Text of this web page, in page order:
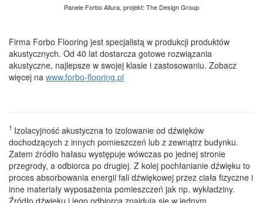
Panele Forbo Allura, projekt: The Design Group
Firma Forbo Flooring jest specjalistą w produkcji produktów
akustycznych. Od 40 lat dostarcza gotowe rozwiązania
akustyczne, najlepsze w swojej klasie i zastosowaniu. Zobacz
więcej na www.forbo-flooring.pl
1 Izolacyjność akustyczna to izolowanie od dźwięków
dochodzących z innych pomieszczeń lub z zewnątrz budynku.
Zatem źródło hałasu występuje wówczas po jednej stronie
przegrody, a odbiorca po drugiej. Z kolej pochłanianie dźwięku to
proces absorbowania energii fali dźwiękowej przez ciała fizyczne i
inne materiały wyposażenia pomieszczeń jak np. wykładziny.
Źródło dźwięku i jego odbiorca znajdują się w jednym